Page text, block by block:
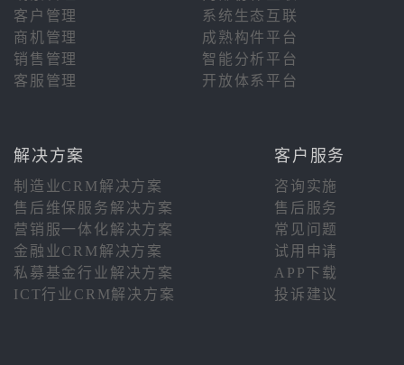
客户管理
系统生态互联
商机管理
成熟构件平台
销售管理
智能分析平台
客服管理
开放体系平台
解决方案 客户服务
制造业CRM解决方案
咨询实施
售后维保服务解决方案
售后服务
营销服一体化解决方案
常见问题
金融业CRM解决方案
试用申请
私募基金行业解决方案
APP下载
ICT行业CRM解决方案
投诉建议